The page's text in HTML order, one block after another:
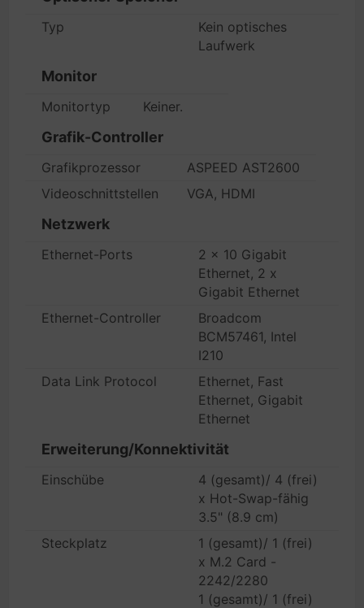
Typ
Kein optisches
Laufwerk
Monitor
Monitortyp Keiner.
Grafik-Controller
Grafikprozessor
ASPEED AST2600
Videoschnittstellen
VGA, HDMI
Netzwerk
Ethernet-Ports
2 x 10 Gigabit
Ethernet, 2 x
Gigabit Ethernet
Ethernet-Controller
Broadcom
BCM57461, Intel
I210
Data Link Protocol
Ethernet, Fast
Ethernet, Gigabit
Ethernet
Erweiterung/Konnektivität
Einschübe
4 (gesamt)/ 4 (frei)
x Hot-Swap-fähig
3.5" (8.9 cm)
Steckplatz
1 (gesamt)/ 1 (frei)
x M.2 Card -
2242/2280
1 (gesamt)/ 1 (frei)